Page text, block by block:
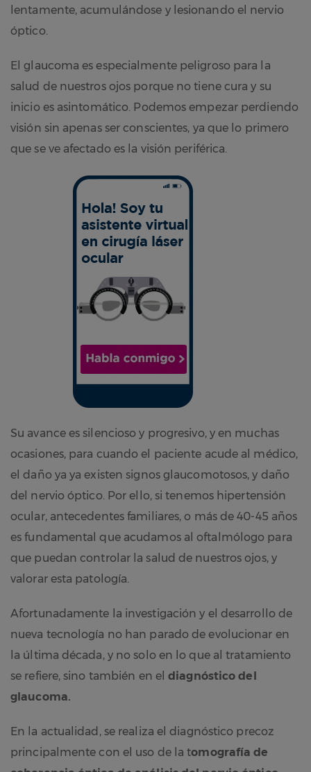
lentamente, acumulándose y lesionando el nervio
óptico.
El glaucoma es especialmente peligroso para la
salud de nuestros ojos porque no tiene cura y su
inicio es asintomático. Podemos empezar perdiendo
visión sin apenas ser conscientes, ya que lo primero
que se ve afectado es la visión periférica.
Su avance es silencioso y progresivo, y en muchas
ocasiones, para cuando el paciente acude al médico,
el daño ya ya existen signos glaucomotosos, y daño
del nervio óptico. Por ello, si tenemos hipertensión
ocular, antecedentes familiares, o más de 40-45 años
es fundamental que acudamos al oftalmólogo para
que puedan controlar la salud de nuestros ojos, y
valorar esta patología.
Afortunadamente la investigación y el desarrollo de
nueva tecnología no han parado de evolucionar en
la última década, y no solo en lo que al tratamiento
se refiere, sino también en eldiagnóstico del
glaucoma.
En la actualidad, se realiza el diagnóstico precoz
principalmente con el uso de la tomografía de